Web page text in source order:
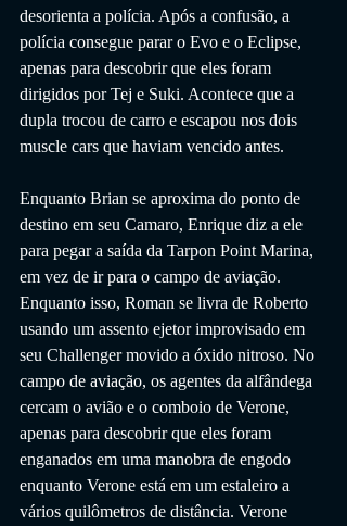
desorienta a polícia. Após a confusão, a
polícia consegue parar o Evo e o Eclipse,
apenas para descobrir que eles foram
dirigidos por Tej e Suki. Acontece que a
dupla trocou de carro e escapou nos dois
muscle cars que haviam vencido antes.
Enquanto Brian se aproxima do ponto de
destino em seu Camaro, Enrique diz a ele
para pegar a saída da Tarpon Point Marina,
em vez de ir para o campo de aviação.
Enquanto isso, Roman se livra de Roberto
usando um assento ejetor improvisado em
seu Challenger movido a óxido nitroso. No
campo de aviação, os agentes da alfândega
cercam o avião e o comboio de Verone,
apenas para descobrir que eles foram
enganados em uma manobra de engodo
enquanto Verone está em um estaleiro a
vários quilômetros de distância. Verone